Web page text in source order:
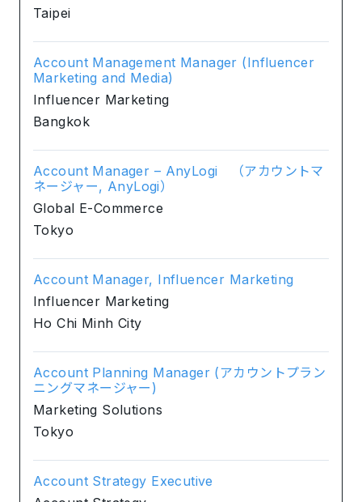
Taipei
Account Management Manager (Influencer
Marketing and Media)
Influencer Marketing
Bangkok
Account Manager – AnyLogi （アカウントマ
ネージャー, AnyLogi）
Global E-Commerce
Tokyo
Account Manager, Influencer Marketing
Influencer Marketing
Ho Chi Minh City
Account Planning Manager (アカウントプラン
ニングマネージャー)
Marketing Solutions
Tokyo
Account Strategy Executive